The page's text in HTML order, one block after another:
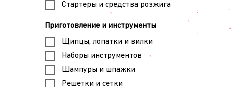
Стартеры и средства розжига
Приготовление и инструменты
Щипцы, лопатки и вилки
Наборы инструментов
Шампуры и шпажки
Решетки и сетки